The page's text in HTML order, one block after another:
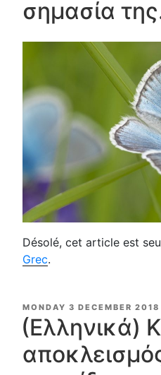
σημασία
Désolé, cet article est
Grec.
POSTED
ON
MONDAY 3 DECEMBER 2018
(Ελληνικά)